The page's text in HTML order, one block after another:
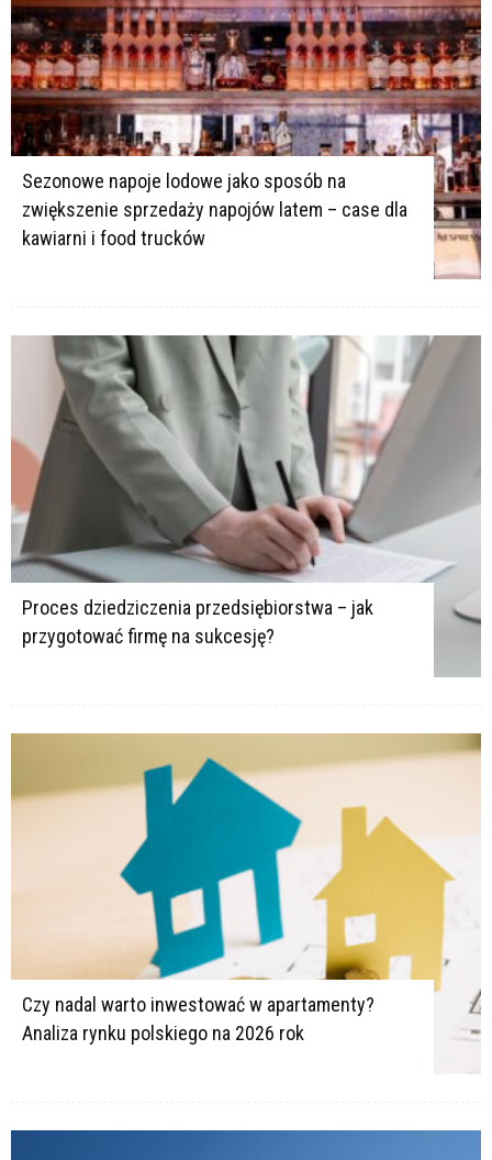
Sezonowe napoje lodowe jako sposób na
zwiększenie sprzedaży napojów latem – case dla
kawiarni i food trucków
Proces dziedziczenia przedsiębiorstwa – jak
przygotować firmę na sukcesję?
Czy nadal warto inwestować w apartamenty?
Analiza rynku polskiego na 2026 rok